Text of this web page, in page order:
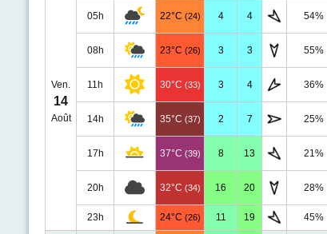
Ven.
14
Août
05h 22°C (24) 4 4 54%
08h 23°C (26) 3 3 55%
11h 30°C (33) 3 4 36%
14h 35°C (37) 2 7 25%
17h 37°C (39) 8 13 21%
20h 32°C (34) 16 20 28%
23h 24°C (26) 11 19 45%